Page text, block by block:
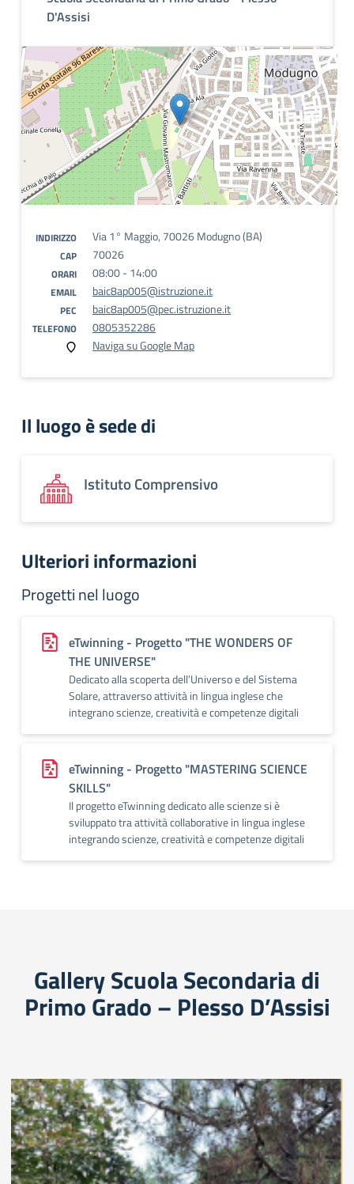
D'Assisi
INDIRIZZO Via 1° Maggio, 70026 Modugno (BA)
CAP 70026
ORARI 08:00 - 14:00
EMAIL baic8ap005@istruzione.it
PEC baic8ap005@pec.istruzione.it
TELEFONO
0805352286
Naviga su Google Map
Il luogo è sede di
Istituto Comprensivo
Ulteriori informazioni
Progetti nel luogo
eTwinning - Progetto "THE WONDERS OF
THE UNIVERSE"
Dedicato alla scoperta dell’Universo e del Sistema
Solare, attraverso attività in lingua inglese che
integrano scienze, creatività e competenze digitali
eTwinning - Progetto "MASTERING SCIENCE
SKILLS"
Il progetto eTwinning dedicato alle scienze si è
sviluppato tra attività collaborative in lingua inglese
integrando scienze, creatività e competenze digitali
Gallery Scuola Secondaria di
Primo Grado – Plesso D’Assisi